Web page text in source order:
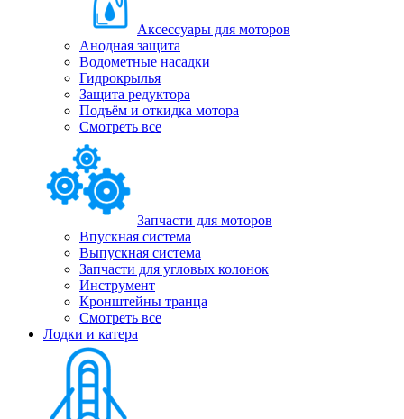
Аксессуары для моторов
Анодная защита
Водометные насадки
Гидрокрылья
Защита редуктора
Подъём и откидка мотора
Смотреть все
Запчасти для моторов
Впускная система
Выпускная система
Запчасти для угловых колонок
Инструмент
Кронштейны транца
Смотреть все
Лодки и катера